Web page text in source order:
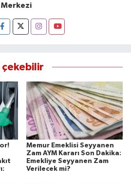
Merkezi
çekebilir
Memur Emeklisi Seyyanen
Zam AYM Kararı Son Dakika:
Emekliye Seyyanen Zam
Verilecek mi?